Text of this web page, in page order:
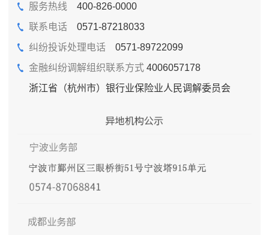
服务热线 400-826-0000
联系电话0571-87218033
纠纷投诉处理电话0571-89722099
金融纠纷调解组织联系方式4006057178
浙江省（杭州市）银行业保险业人民调解委员会